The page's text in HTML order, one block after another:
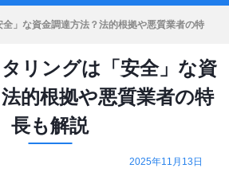
」な資金調達方法？法的根拠や悪質業者の特
リングは「安全」な資
的根拠や悪質業者の特
長も解説
2025年11月13日